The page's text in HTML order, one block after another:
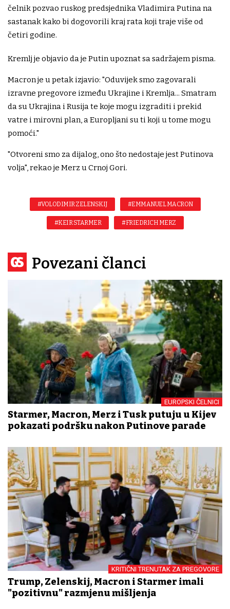
čelnik pozvao ruskog predsjednika Vladimira Putina na
sastanak kako bi dogovorili kraj rata koji traje više od
četiri godine.
Kremlj je objavio da je Putin upoznat sa sadržajem pisma.
Macron je u petak izjavio: "Oduvijek smo zagovarali
izravne pregovore između Ukrajine i Kremlja... Smatram
da su Ukrajina i Rusija te koje mogu izgraditi i prekid
vatre i mirovni plan, a Europljani su ti koji u tome mogu
pomoći."
"Otvoreni smo za dijalog, ono što nedostaje jest Putinova
volja", rekao je Merz u Crnoj Gori.
#VOLODIMIR ZELENSKIJ #EMMANUEL MACRON
#KEIR STARMER #FRIEDRICH MERZ
Povezani članci
EUROPSKI ČELNICI
Starmer, Macron, Merz i Tusk putuju u Kijev
pokazati podršku nakon Putinove parade
KRITIČNI TRENUTAK ZA PREGOVORE
Trump, Zelenskij, Macron i Starmer imali
"pozitivnu" razmjenu mišljenja